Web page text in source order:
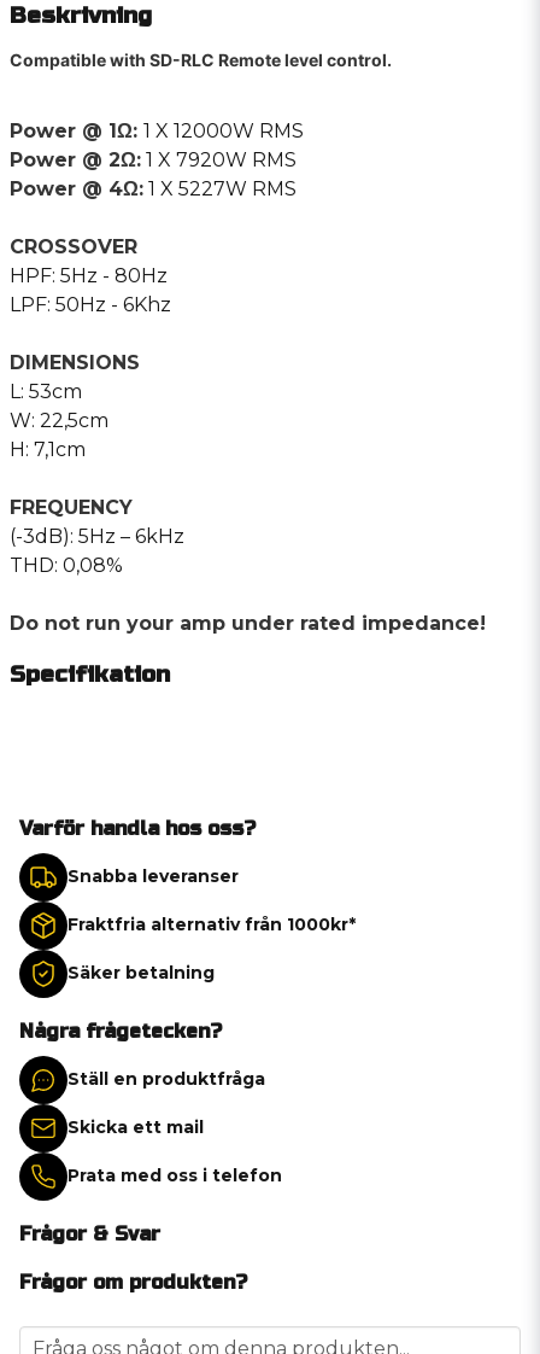
Beskrivning
Compatible with SD-RLC Remote level control.
Power @ 1Ω: 1 X 12000W RMS
Power @ 2Ω: 1 X 7920W RMS
Power @ 4Ω: 1 X 5227W RMS
CROSSOVER
HPF: 5Hz - 80Hz
LPF: 50Hz - 6Khz
DIMENSIONS
L: 53cm
W: 22,5cm
H: 7,1cm
FREQUENCY
(-3dB): 5Hz – 6kHz
THD: 0,08%
Do not run your amp under rated impedance!
Specifikation
Varför handla hos oss?
Snabba leveranser
Fraktfria alternativ från 1000kr*
Säker betalning
Några frågetecken?
Ställ en produktfråga
Skicka ett mail
Prata med oss i telefon
Frågor & Svar
Frågor om produkten?
question
Fråga oss något om denna produkten...